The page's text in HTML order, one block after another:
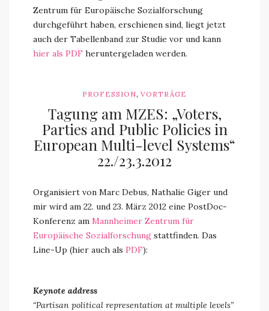
Zentrum für Europäische Sozialforschung
durchgeführt haben, erschienen sind, liegt jetzt
auch der Tabellenband zur Studie vor und kann
hier als PDF heruntergeladen werden.
PROFESSION, VORTRÄGE
Tagung am MZES: „Voters,
Parties and Public Policies in
European Multi-level Systems“
22./23.3.2012
Organisiert von Marc Debus, Nathalie Giger und
mir wird am 22. und 23. März 2012 eine PostDoc-
Konferenz am Mannheimer Zentrum für
Europäische Sozialforschung stattfinden. Das
Line-Up (hier auch als PDF):
Keynote address
“Partisan political representation at multiple levels”